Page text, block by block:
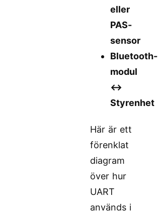
eller
PAS-
sensor
Bluetooth-
modul
↔️
Styrenhet
Här är ett
förenklat
diagram
över hur
UART
används i